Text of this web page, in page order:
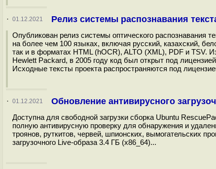
· 01.12.2021 Релиз системы распознавания
Опубликован релиз системы оптического распознавания
на более чем 100 языках, включая русский, казахский,
так и в форматах HTML (hOCR), ALTO (XML), PDF и TSV.
Hewlett Packard, в 2005 году код был открыт под
Исходные тексты проекта распространяются под
· 01.12.2021 Обновление антивирусного
Доступна для свободной загрузки сборка Ubuntu
полную антивирусную проверку для обнаружения и
троянов, руткитов, червей, шпионских, вымогательских
загрузочного Live-образа 3.4 ГБ (x86_64)...